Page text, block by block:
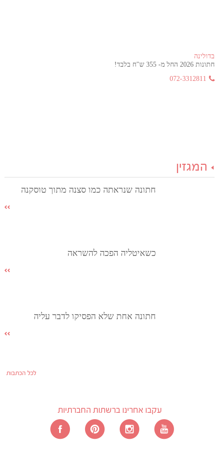
בדולינה
חתונות 2026 החל מ- 355 ש"ח בלבד!
072-3312811
המגזין
חתונה שנראתה כמו סצנה מתוך טוסקנה
כשאיטליה הפכה להשראה
חתונה אחת שלא הפסיקו לדבר עליה
לכל הכתבות
עקבו אחרינו ברשתות החברתיות